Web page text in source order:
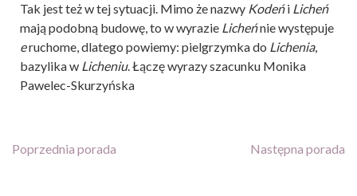
Tak jest też w tej sytuacji. Mimo że nazwy Kodeńi Licheń
mają podobną budowę, to w wyrazie Licheńnie występuje
eruchome, dlatego powiemy: pielgrzymka do Lichenia,
bazylika w Licheniu. Łączę wyrazy szacunku Monika
Pawelec-Skurzyńska
Poprzednia porada Następna porada